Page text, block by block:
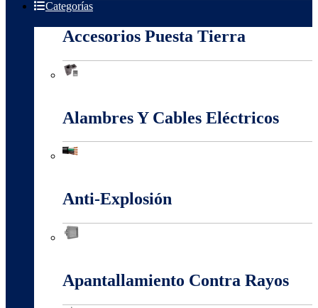
Categorías
Accesorios Puesta Tierra
Alambres Y Cables Eléctricos
Anti-Explosión
Apantallamiento Contra Rayos